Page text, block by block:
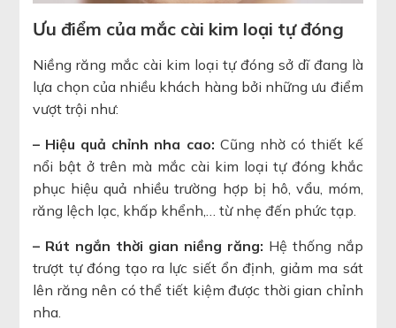
Ưu điểm của mắc cài kim loại tự đóng
Niềng răng mắc cài kim loại tự đóng sở dĩ đang là
lựa chọn của nhiều khách hàng bởi những ưu điểm
vượt trội như:
– Hiệu quả chỉnh nha cao: Cũng nhờ có thiết kế
nổi bật ở trên mà mắc cài kim loại tự đóng khắc
phục hiệu quả nhiều trường hợp bị hô, vẩu, móm,
răng lệch lạc, khấp khểnh,… từ nhẹ đến phức tạp.
– Rút ngắn thời gian niềng răng: Hệ thống nắp
trượt tự đóng tạo ra lực siết ổn định, giảm ma sát
lên răng nên có thể tiết kiệm được thời gian chỉnh
nha.